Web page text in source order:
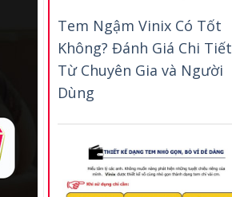
Tem Ngậm Vinix Có Tốt
Không? Đánh Giá Chi Tiết
Từ Chuyên Gia và Người
Dùng